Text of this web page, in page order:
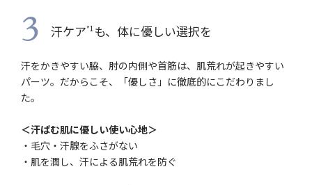
3 汗ケア*1 も、体に優しい選択を
汗をかきやすい脇、肘の内側や首筋は、肌荒れが起きやすい
パーツ。だからこそ、「優しさ」に徹底的にこだわりまし
た。
＜汗ばむ肌に優しい使い心地＞
・毛穴・汗腺をふさがない
・肌を潤し、汗による肌荒れを防ぐ